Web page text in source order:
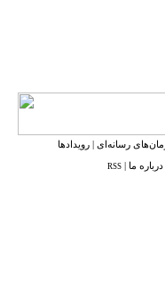
رسانه‌ای |رویدادها
|درباره ما |
RSS